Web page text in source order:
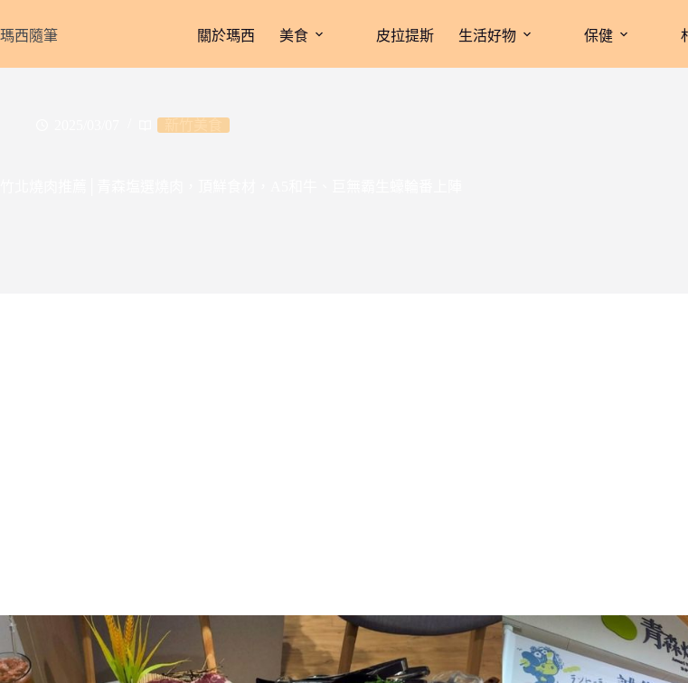
至
瑪西隨筆 關於瑪西 美食 皮拉提斯 生活好物 保健